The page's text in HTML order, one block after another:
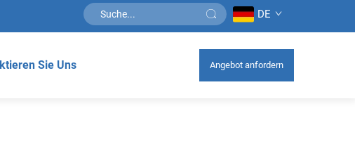
DE
Sie Uns Angebot anfordern